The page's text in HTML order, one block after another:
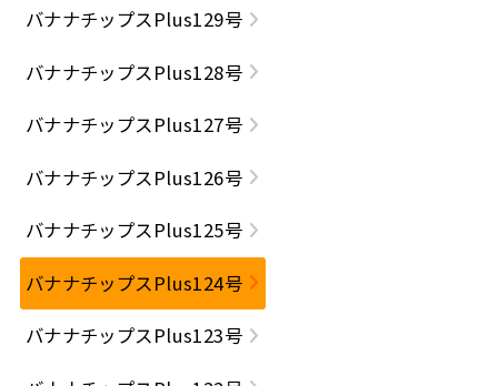
バナナチップスPlus129号
バナナチップスPlus128号
バナナチップスPlus127号
バナナチップスPlus126号
バナナチップスPlus125号
バナナチップスPlus124号
バナナチップスPlus123号